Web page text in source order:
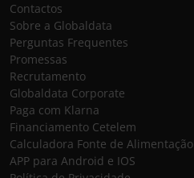
Contactos
Sobre a Globaldata
Perguntas Frequentes
Promessas
Recrutamento
Globaldata Corporate
Paga com Klarna
Financiamento Cetelem
Calculadora Fonte de Alimentação
APP para Android e IOS